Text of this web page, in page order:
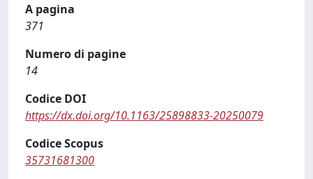
A pagina
371
Numero di pagine
14
Codice DOI
https://dx.doi.org/10.1163/25898833-20250079
Codice Scopus
35731681300